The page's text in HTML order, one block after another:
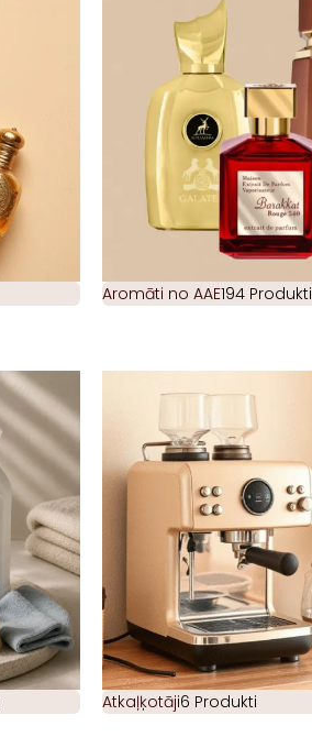
Aromāti no AAE194 Produkti
Atkaļķotāji6 Produkti